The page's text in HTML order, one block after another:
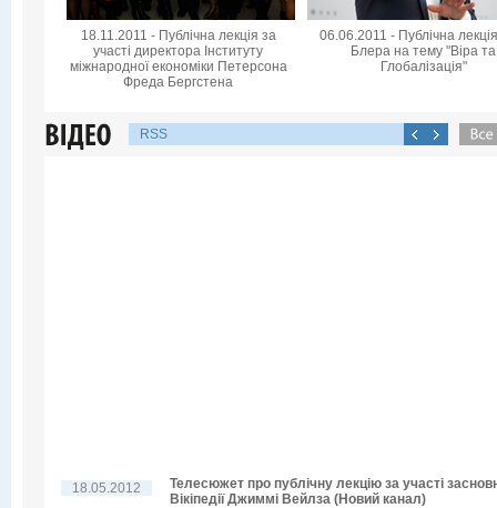
18.11.2011 - Публічна лекція за
участі директора Інституту
міжнародної економіки Петерсона
Фреда Бергстена
06.06.2011 - Публічна
Блера на тему "Віра та
Глобалізація"
RSS
18.05.2012
Телесюжет про публічну лекцію за участі
Вікіпедії Джиммі Вейлза (Новий канал)